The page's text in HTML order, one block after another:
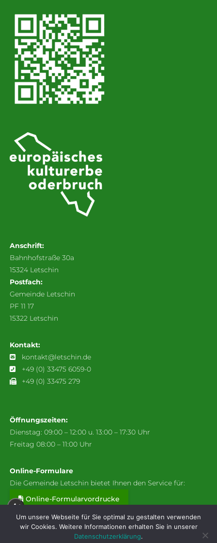
Anschrift:
Bahnhofstraße 30a
15324 Letschin
Postfach:
Gemeinde Letschin
PF 11 17
15322 Letschin
Kontakt:
kontakt@letschin.de
+49 (0) 33475 6059-0
+49 (0) 33475 279
Öffnungszeiten:
Dienstag: 09:00 – 12:00 u. 13:00 – 17:30 Uhr
Freitag 08:00 – 11:00 Uhr
Online-Formulare
Die Gemeinde Letschin bietet Ihnen den Service für:
Online-Formularvordrucke
A+
Um unsere Webseite für Sie optimal zu gestalten verwenden
wir Cookies. Weitere Informationen erhalten Sie in unserer
Datenschutzerklärung.